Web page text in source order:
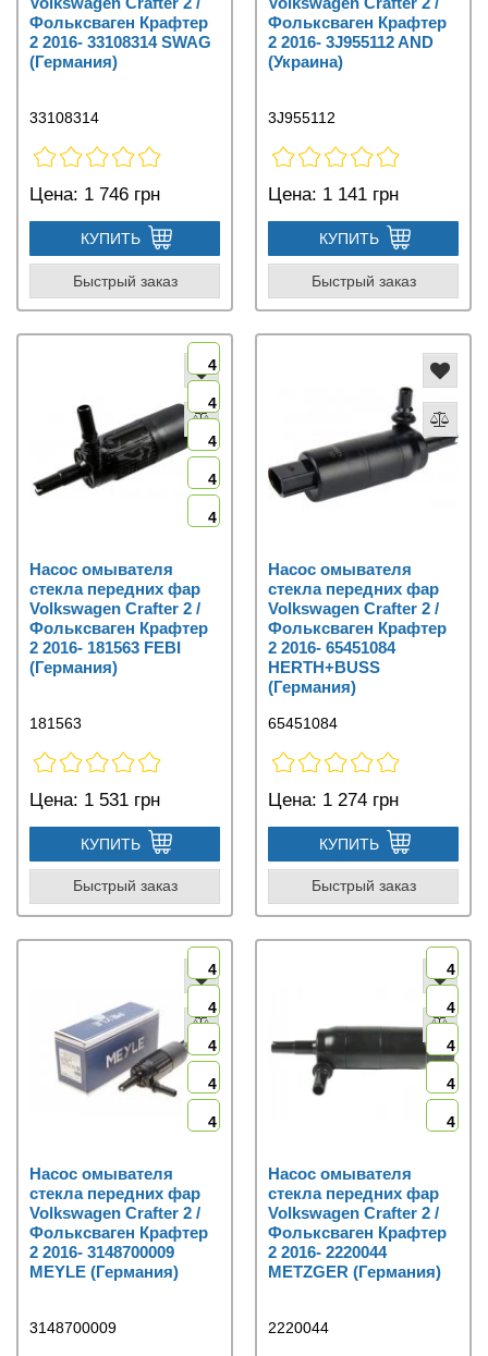
Фольксваген Крафтер
2 2016- 33108314 SWAG
(Германия)
33108314
Цена: 1 746 грн
КУПИТЬ
Быстрый заказ
Фольксваген Крафтер
2 2016- 3J955112 AND
(Украина)
3J955112
Цена: 1 141 грн
КУПИТЬ
Быстрый заказ
4
4
4
4
4
Насос омывателя
стекла передних фар
Volkswagen Crafter 2 /
Фольксваген Крафтер
2 2016- 181563 FEBI
(Германия)
181563
Цена: 1 531 грн
КУПИТЬ
Быстрый заказ
Насос омывателя
стекла передних фар
Volkswagen Crafter 2 /
Фольксваген Крафтер
2 2016- 65451084
HERTH+BUSS
(Германия)
65451084
Цена: 1 274 грн
КУПИТЬ
Быстрый заказ
4
4
4
4
4
Насос омывателя
стекла передних фар
Volkswagen Crafter 2 /
Фольксваген Крафтер
2 2016- 3148700009
MEYLE (Германия)
3148700009
4
4
4
4
4
Насос омывателя
стекла передних фар
Volkswagen Crafter 2 /
Фольксваген Крафтер
2 2016- 2220044
METZGER (Германия)
2220044